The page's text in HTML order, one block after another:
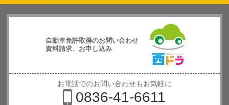
自動車免許取得のお問い合わせ
資料請求、お申し込み
西日本自動
車学校
お電話でのお問い合わせもお気軽に
0836-41-6611